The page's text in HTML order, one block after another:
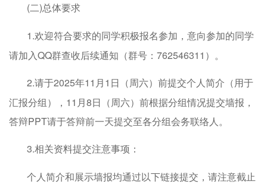
(二)总体要求
1.欢迎符合要求的同学积极报名参加，意向参加的同学
请加入QQ群查收后续通知（群号：762546311）。
2.请于2025年11月1日（周六）前提交个人简介（用于
汇报分组），11月8日（周六）前根据分组情况提交墙报，
答辩PPT请于答辩前一天提交至各分组会务联络人。
3.相关资料提交注意事项：
个人简介和展示墙报均通过以下链接提交，请注意截止